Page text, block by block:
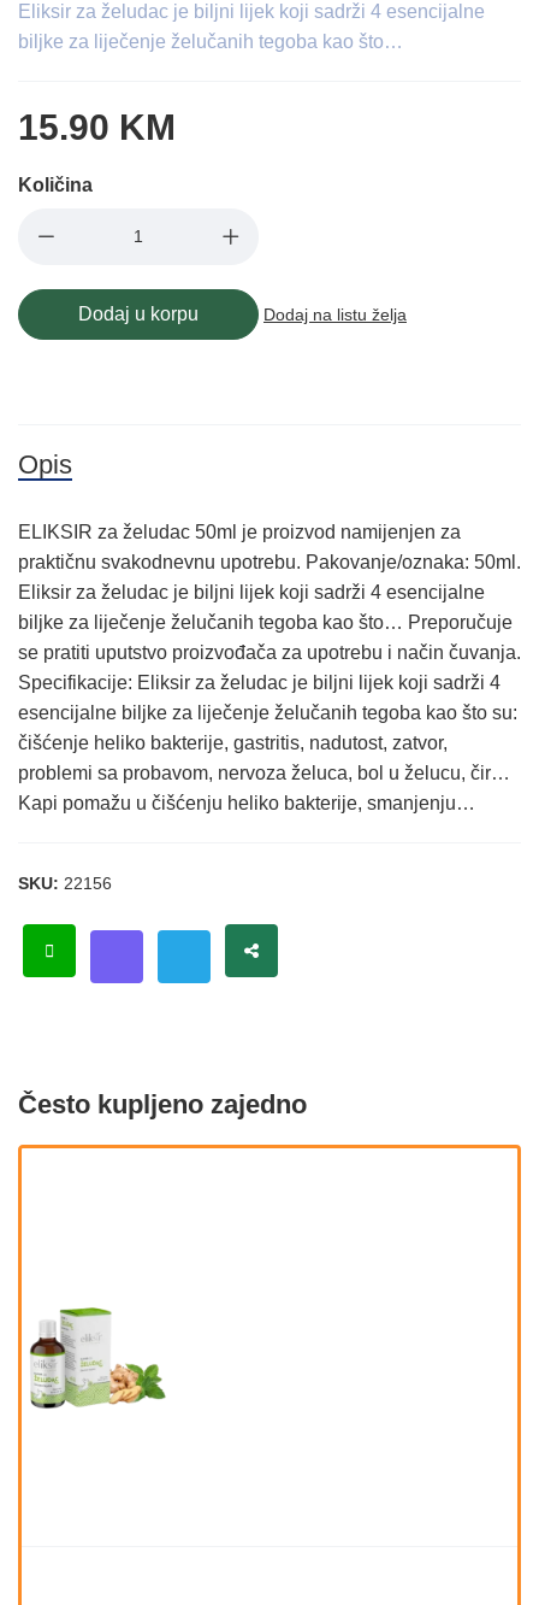
Eliksir za želudac je biljni lijek koji sadrži 4 esencijalne
biljke za liječenje želučanih tegoba kao što…
15.90 KM
Količina
Dodaj u korpu Dodaj na listu želja
Opis
ELIKSIR za želudac 50ml je proizvod namijenjen za
praktičnu svakodnevnu upotrebu. Pakovanje/oznaka: 50ml.
Eliksir za želudac je biljni lijek koji sadrži 4 esencijalne
biljke za liječenje želučanih tegoba kao što… Preporučuje
se pratiti uputstvo proizvođača za upotrebu i način čuvanja.
Specifikacije: Eliksir za želudac je biljni lijek koji sadrži 4
esencijalne biljke za liječenje želučanih tegoba kao što su:
čišćenje heliko bakterije, gastritis, nadutost, zatvor,
problemi sa probavom, nervoza želuca, bol u želucu, čir…
Kapi pomažu u čišćenju heliko bakterije, smanjenju…
SKU: 22156
Često kupljeno zajedno